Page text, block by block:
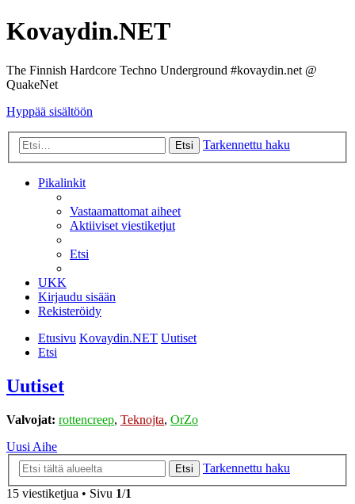
Kovaydin.NET
The Finnish Hardcore Techno Underground #kovaydin.net @
QuakeNet
Hyppää sisältöön
Etsi Tarkennettu haku
Pikalinkit
Vastaamattomat aiheet
Aktiiviset viestiketjut
Etsi
UKK
Kirjaudu sisään
Rekisteröidy
Etusivu Kovaydin.NET Uutiset
Etsi
Uutiset
Valvojat: rottencreep, Teknojta, OrZo
Uusi Aihe
Etsi
Tarkennettu haku
15 viestiketjua • Sivu 1/1